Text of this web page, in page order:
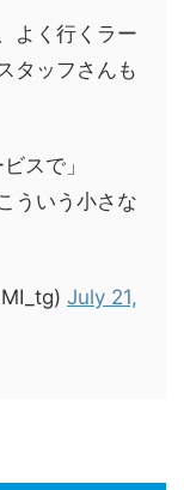
よく行くラー
タッフさんも
スで」
ういう小さな
July 21,